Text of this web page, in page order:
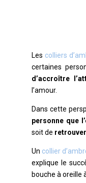
Les colliers
certaines
d’accroître
l’amour.
Dans cette
personne que
soit de
Un collier
explique le
bouche à oreille